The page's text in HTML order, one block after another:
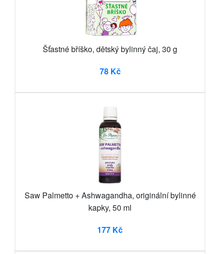
Šťastné bříško, dětský bylinný čaj, 30 g
78 Kč
Saw Palmetto + Ashwagandha, originální bylinné
kapky, 50 ml
177 Kč